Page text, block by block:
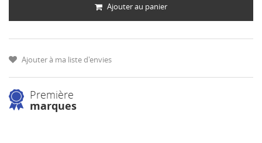
Ajouter au panier
Ajouter à ma liste d'envies
Première
marques